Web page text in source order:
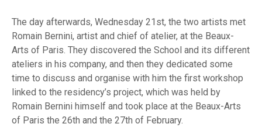
The day afterwards, Wednesday 21st, the two artists met
Romain Bernini, artist and chief of atelier, at the Beaux-
Arts of Paris. They discovered the School and its different
ateliers in his company, and then they dedicated some
time to discuss and organise with him the first workshop
linked to the residency’s project, which was held by
Romain Bernini himself and took place at the Beaux-Arts
of Paris the 26th and the 27th of February.